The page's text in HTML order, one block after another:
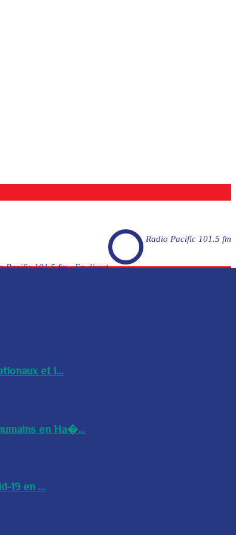
Radio Pacific 101.5 fm
Pacific 101.5 fm - En direct
et i...
en Ha�...
19 en ...